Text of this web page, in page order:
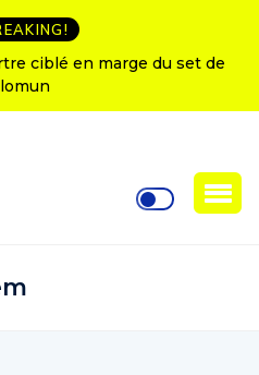
ciblé en marge du set de